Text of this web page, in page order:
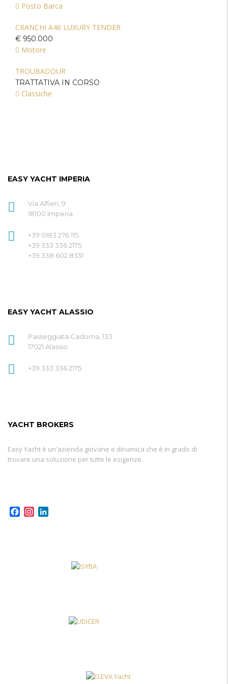
Posto Barca
CRANCHI A46 LUXURY TENDER
€ 950.000
Motore
TROUBADOUR
TRATTATIVA IN CORSO
Classiche
EASY YACHT IMPERIA
Via Alfieri, 9
18100 Imperia
+39 0183 276 115
+39 333 336 2175
+39 338 602 8351
EASY YACHT ALASSIO
Passeggiata Cadorna, 133
17021 Alassio
+39 333 336 2175
YACHT BROKERS
Easy Yacht è un'azienda giovane e dinamica che è in grado di
trovare una soluzione per tutte le esigenze.
FacebookInstagram